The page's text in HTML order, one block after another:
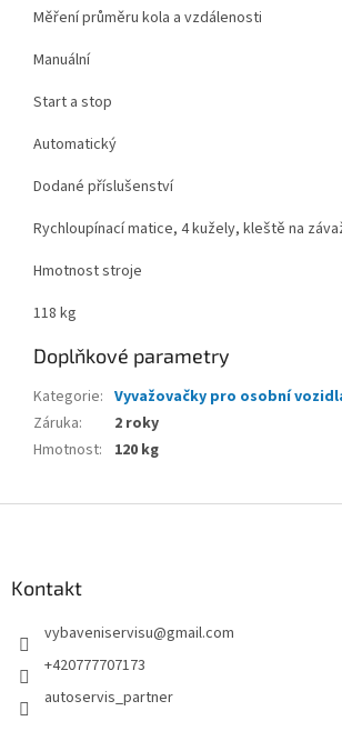
Měření průměru kola a vzdálenosti
Manuální
Start a stop
Automatický
Dodané příslušenství
Rychloupínací matice, 4 kužely, kleště na
Hmotnost stroje
118 kg
Doplňkové parametry
Kategorie: Vyvažovačky pro osobní
Záruka:
2 roky
Hmotnost: 120 kg
Kontakt
vybaveniservisu@gmail.com
+420777707173
autoservis_partner